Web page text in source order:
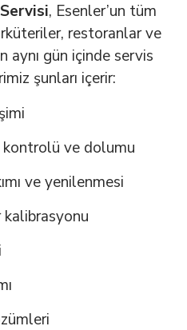
, Esenler’un tüm
restoranlar ve
aynı gün içinde servis
şunları içerir:
kontrolü ve dolumu
ve yenilenmesi